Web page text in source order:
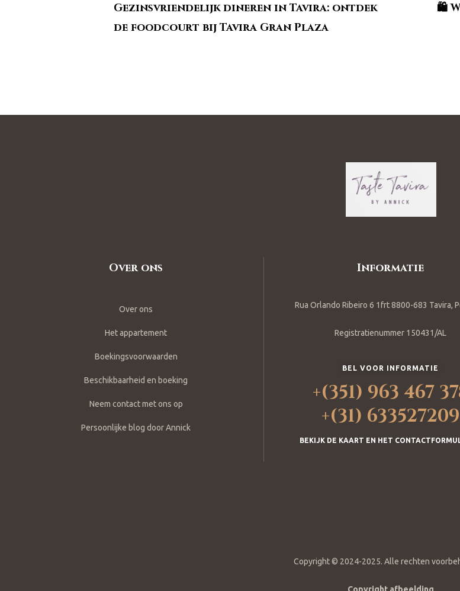
Gezinsvriendelijk dineren in Tavira: ontdek
de foodcourt bij Tavira Gran Plaza
🛍️
Over ons
Over ons
Het appartement
Boekingsvoorwaarden
Beschikbaarheid en boeking
Neem contact met ons op
Persoonlijke blog door Annick
Informatie
Rua Orlando Ribeiro 6 1frt 8800-683 Tavira,
Registratienummer 150431/AL
BEL VOOR INFORMATIE
+(351) 963 467
+(31) 633527209
BEKIJK DE KAART EN HET
Copyright © 2024-2025. Alle rechten
Copyright afbeelding